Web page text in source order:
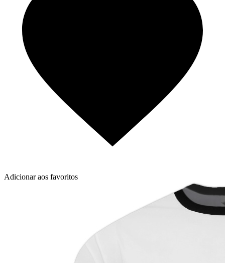
Adicionar aos favoritos